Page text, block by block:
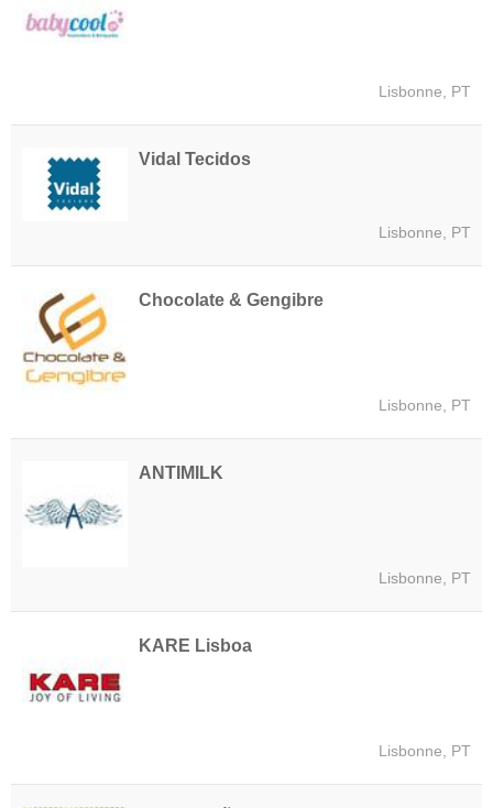
Lisbonne, PT
Vidal Tecidos
Lisbonne, PT
Chocolate & Gengibre
Lisbonne, PT
ANTIMILK
Lisbonne, PT
KARE Lisboa
Lisbonne, PT